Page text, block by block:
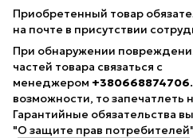
Приобретенный товар
на почте в присутствии
При обнаружении
частей товара связаться с
менеджером +380668874706
возможности, то запечатлеть
Гарантийные обязательства
"О защите прав потребителей"